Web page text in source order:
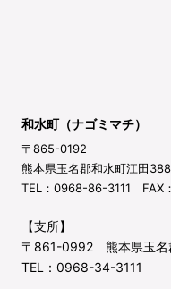
和水町（ナゴミマチ）
〒865-0192
熊本県玉名郡和水町江田
TEL：0968-86-3111 FAX
【支所】
〒861-0992 熊本県玉名
TEL：0968-34-3111